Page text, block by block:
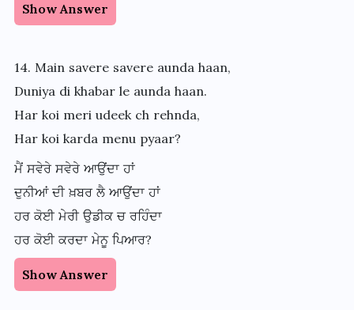
Show Answer
14. Main savere savere aunda haan,
Duniya di khabar le aunda haan.
Har koi meri udeek ch rehnda,
Har koi karda menu pyaar?
ਮੈਂ ਸਵੇਰੇ ਸਵੇਰੇ ਆਉਂਦਾ ਹਾਂ
ਦੁਨੀਆਂ ਦੀ ਖ਼ਬਰ ਲੈ ਆਉਂਦਾ ਹਾਂ
ਹਰ ਕੋਈ ਮੇਰੀ ਉਡੀਕ ਚ ਰਹਿੰਦਾ
ਹਰ ਕੋਈ ਕਰਦਾ ਮੇਨੂ ਪਿਆਰ?
Show Answer